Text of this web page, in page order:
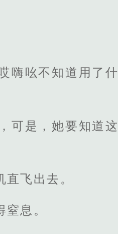
嗨吆不知道用了什
可是，她要知道这
飞出去。
息。